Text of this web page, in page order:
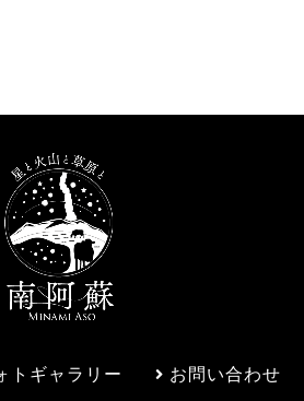
トギャラリー お問い合わせ